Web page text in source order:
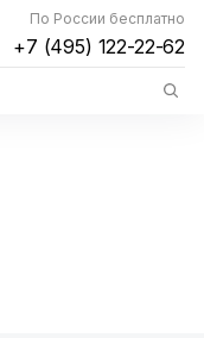
По России бесплатно
+7 (495) 122-22-62